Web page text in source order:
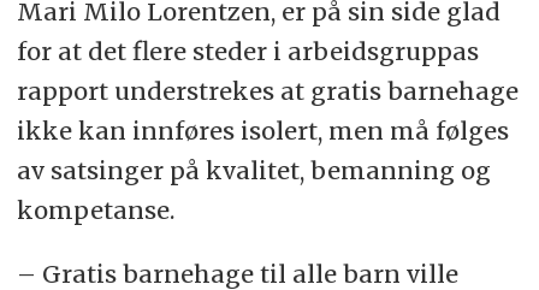
Mari Milo Lorentzen, er på sin side glad
for at det flere steder i arbeidsgruppas
rapport understrekes at gratis barnehage
ikke kan innføres isolert, men må følges
av satsinger på kvalitet, bemanning og
kompetanse.
– Gratis barnehage til alle barn ville